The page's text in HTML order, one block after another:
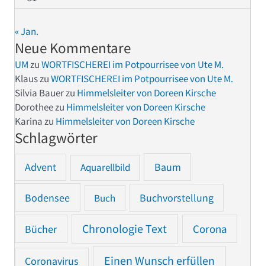
« Jan.
Neue Kommentare
UMzuWORTFISCHEREI im Potpourrisee von Ute M.
KlauszuWORTFISCHEREI im Potpourrisee von Ute M.
Silvia Bauerzu Himmelsleiter von Doreen Kirsche
Dorotheezu Himmelsleiter von Doreen Kirsche
Karinazu Himmelsleiter von Doreen Kirsche
Schlagwörter
Advent Aquarellbild Baum
Bodensee Buch Buchvorstellung
Bücher Chronologie Text Corona
Coronavirus Einen Wunsch erfüllen